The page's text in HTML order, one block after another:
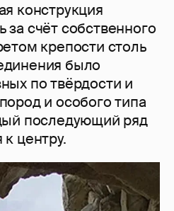
конструкция
счёт собственного
крепости столь
было
по твёрдости и
и особого типа
последующий ряд
центру.